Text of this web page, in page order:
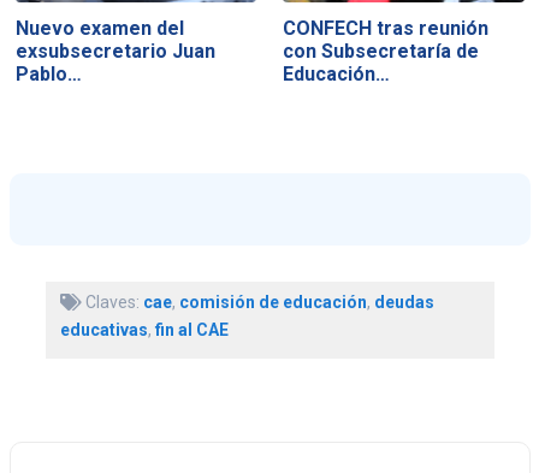
Nuevo examen del
exsubsecretario Juan
Pablo…
CONFECH tras reunión
con Subsecretaría de
Educación…
Claves: cae, comisión de educación, deudas
educativas, fin al CAE